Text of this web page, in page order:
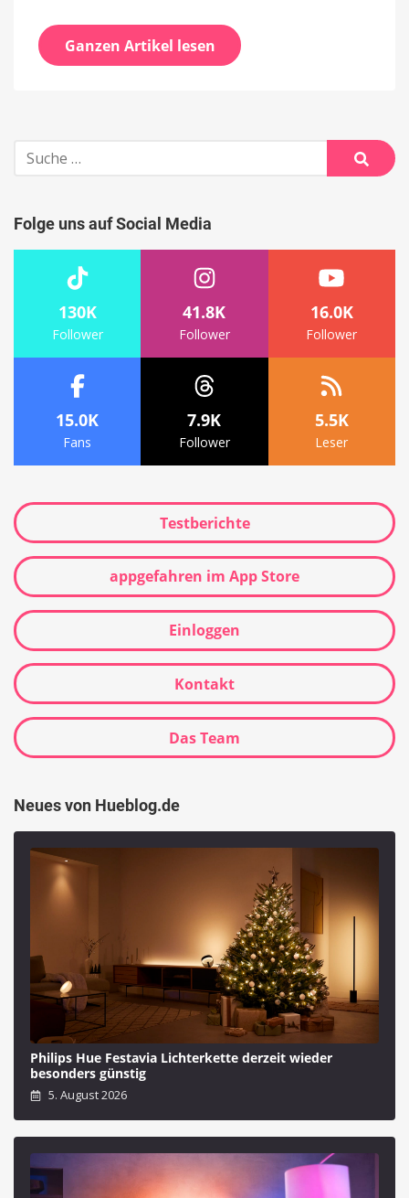
Ganzen Artikel lesen
Suche
nach:
Suche
Folge uns auf Social Media
130K
Follower
41.8K
Follower
16.0K
Follower
15.0K
Fans
7.9K
Follower
5.5K
Leser
Testberichte
appgefahren im App Store
Einloggen
Kontakt
Das Team
Neues von Hueblog.de
Philips Hue Festavia Lichterkette derzeit wieder
besonders günstig
5. August 2026